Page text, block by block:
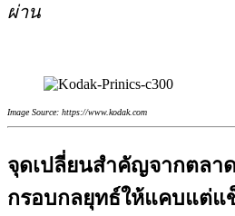
ผ่าน
Image Source: https://www.kodak.com
จุดเปลี่ยนสำคัญจากตลา
กรอบกลยุทธ์ให้แคบแต่แ